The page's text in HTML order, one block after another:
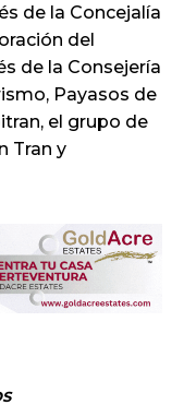
de la Concejalía
del
de la Consejería
Payasos de
el grupo de
Tran y